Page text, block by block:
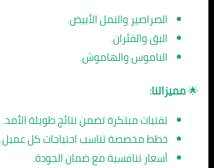
الصراصير والنمل الأبيض.
البق والفئران.
الناموس والهاموش.
🌟مميزاتنا:
تقنيات مبتكرة تضمن نتائج طويلة الأمد.
خطط مخصصة تناسب احتياجات كل عميل.
أسعار تنافسية مع ضمان الجودة.